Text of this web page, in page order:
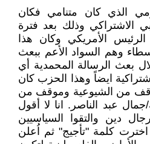
الذي كان متنامي فكان
الاشتراكي وذلك بعد فترة
الأمريكي وكان هذا
وهم السواد الأعم ببعث
بعث الرسالة المحمدية أي
ايضاً وهذا الحزب كان
من الشيوعية وموقف من
عبد الناصر. انا لا أقول
دين والتقوا السياسيين
اخترت كلمة "تأجيج" ثم اُعلن